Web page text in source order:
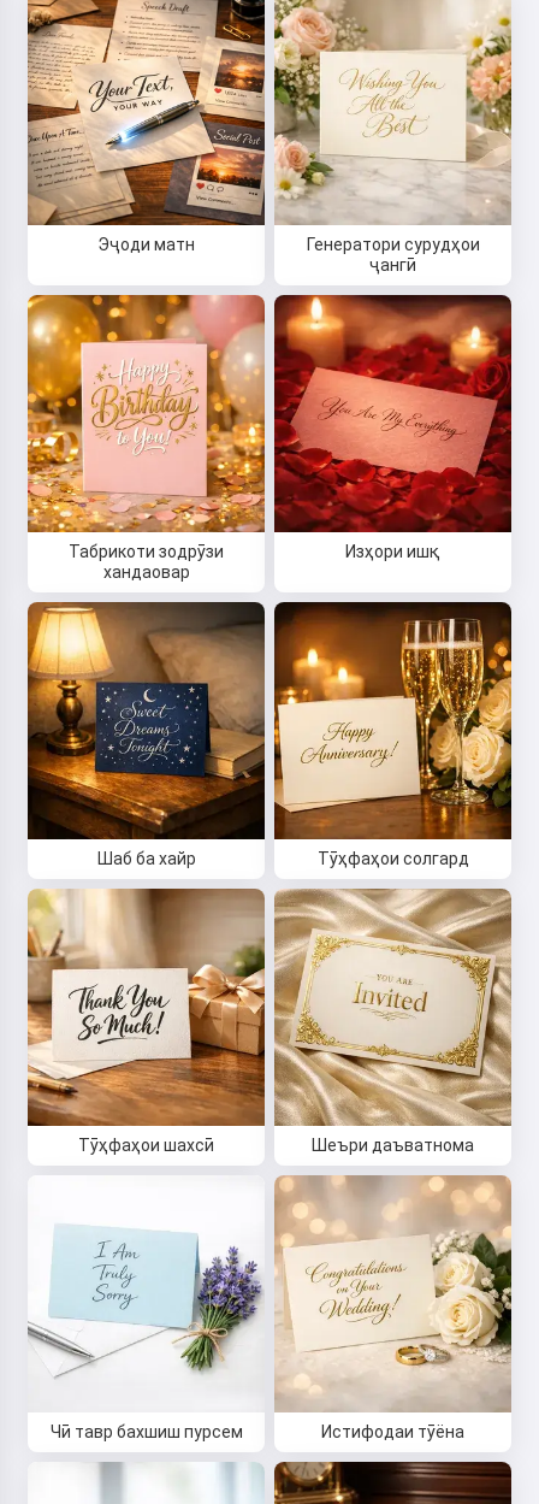
Эҷоди матн
Генератори сурудҳои
ҷангӣ
Табрикоти зодрӯзи
хандаовар
Изҳори ишқ
Шаб ба хайр Тӯҳфаҳои солгард
Тӯҳфаҳои шахсӣ Шеъри даъватнома
Чӣ тавр бахшиш пурсем Истифодаи тӯёна